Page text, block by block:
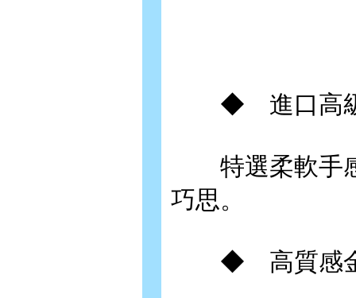
◆ 進口高級
特選柔軟手感
巧思。
◆ 高質感金